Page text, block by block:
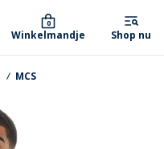
Winkelmandje
0
Shop nu
MCS